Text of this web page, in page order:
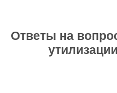
Ответы на